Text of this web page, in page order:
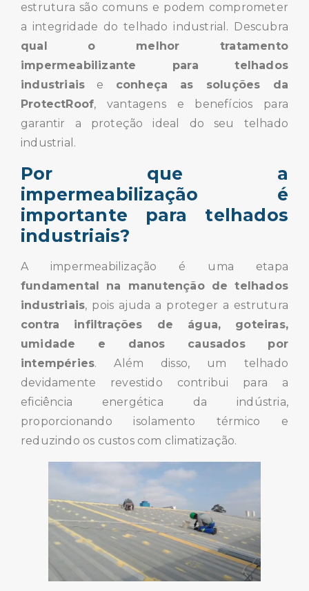
estrutura são comuns e podem comprometer
a integridade do telhado industrial. Descubra
qual o melhor tratamento
impermeabilizante para telhados
industriais e conheça as soluções da
ProtectRoof, vantagens e benefícios para
garantir a proteção ideal do seu telhado
industrial.
Por que a
impermeabilização é
importante para telhados
industriais?
A impermeabilização é uma etapa
fundamental na manutenção de telhados
industriais, pois ajuda a proteger a estrutura
contra infiltrações de água, goteiras,
umidade e danos causados por
intempéries. Além disso, um telhado
devidamente revestido contribui para a
eficiência energética da indústria,
proporcionando isolamento térmico e
reduzindo os custos com climatização.